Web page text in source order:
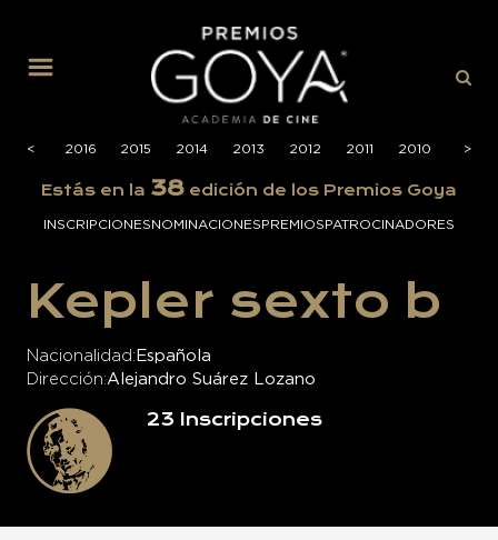
<
<
2017 2016 2015 2014 2013 2012 2011 2010 2009
>
>
Estás en la 38 edición de los Premios Goya
INSCRIPCIONESNOMINACIONESPREMIOSPATROCINADORES
Kepler sexto b
Nacionalidad Española
Dirección Alejandro Suárez Lozano
23 Inscripciones